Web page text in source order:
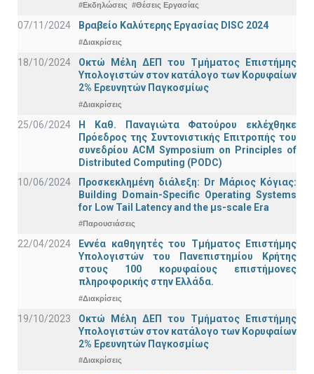
#Εκδηλώσεις #Θέσεις Εργασίας
07/11/2024 Βραβείο Καλύτερης Εργασίας DISC 2024
#Διακρίσεις
18/10/2024
Οκτώ Μέλη ΔΕΠ του Τμήματος Επιστήμης
Υπολογιστών στον κατάλογο των Κορυφαίων
2% Ερευνητών Παγκοσμίως
#Διακρίσεις
25/06/2024
Η Καθ. Παναγιώτα Φατούρου εκλέχθηκε
Πρόεδρος της Συντονιστικής Επιτροπής του
συνεδρίου ACM Symposium on Principles of
Distributed Computing (PODC)
10/06/2024
Προσκεκλημένη διάλεξη: Dr Μάριος Κόγιας:
Building Domain-Specific Operating Systems
for Low Tail Latency and the μs-scale Era
#Παρουσιάσεις
22/04/2024
Εννέα καθηγητές του Τμήματος Επιστήμης
Υπολογιστών του Πανεπιστημίου Κρήτης
στους 100 κορυφαίους επιστήμονες
πληροφορικής στην Ελλάδα.
#Διακρίσεις
19/10/2023
Οκτώ Μέλη ΔΕΠ του Τμήματος Επιστήμης
Υπολογιστών στον κατάλογο των Κορυφαίων
2% Ερευνητών Παγκοσμίως
#Διακρίσεις